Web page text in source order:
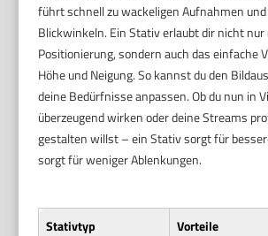
führt schnell zu wackeligen Aufnahmen
Blickwinkeln. Ein Stativ erlaubt dir nicht nur
Positionierung, sondern auch das einfache
Höhe und Neigung. So kannst du den
deine Bedürfnisse anpassen. Ob du nun in
überzeugend wirken oder deine Streams
gestalten willst – ein Stativ sorgt für
sorgt für weniger Ablenkungen.
Stativtyp Vorteile